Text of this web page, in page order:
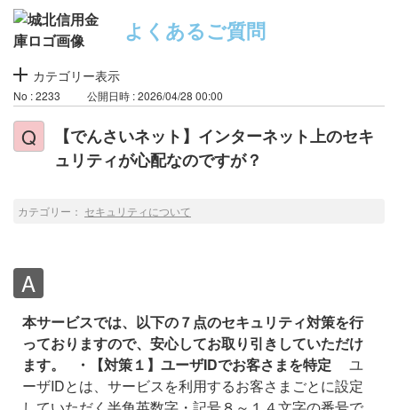
よくあるご質問
カテゴリー表示
No : 2233 公開日時 : 2026/04/28 00:00
【でんさいネット】インターネット上のセキ
ュリティが心配なのですが？
カテゴリー： セキュリティについて
本サービスでは、以下の７点のセキュリティ対策を行
っておりますので、安心してお取り引きしていただけ
ます。
・【対策１】ユーザIDでお客さまを特定
ユ
ーザIDとは、サービスを利用するお客さまごとに設定